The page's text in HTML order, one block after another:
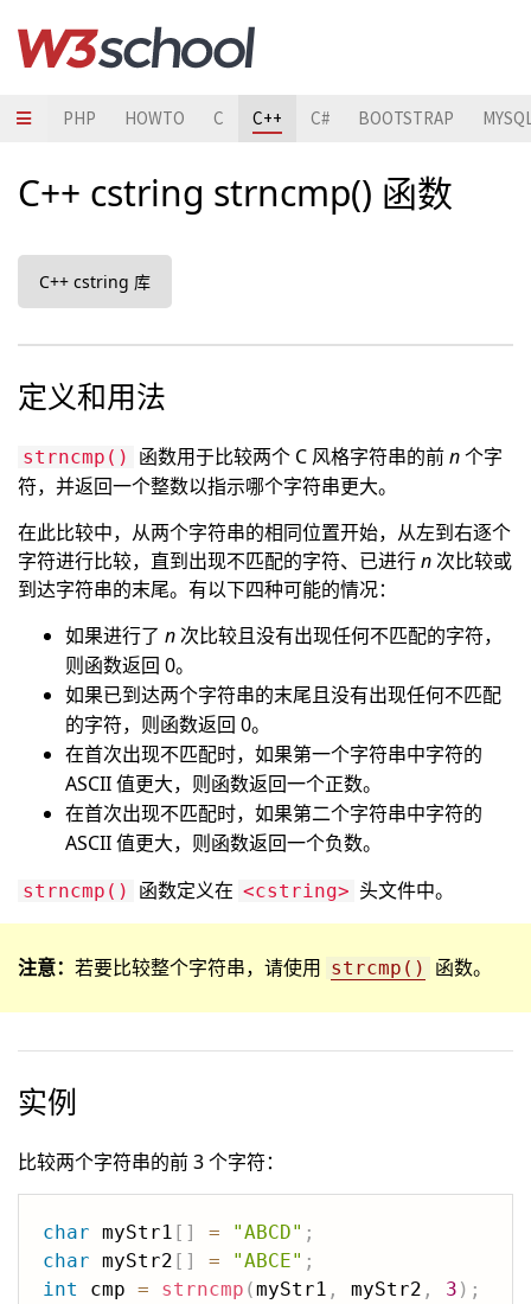
PHP HOWTO C C++ C# BOOTSTRAP
C++ cstring strncmp() 函数
C++ cstring 库
定义和用法
strncmp() 函数用于比较两个 C 风格字符串的前n个字
符，并返回一个整数以指示哪个字符串更大。
在此比较中，从两个字符串的相同位置开始，从左到右逐个
字符进行比较，直到出现不匹配的字符、已进行n 次比较或
到达字符串的末尾。有以下四种可能的情况：
如果进行了 n 次比较且没有出现任何不匹配的字符，
则函数返回 0。
如果已到达两个字符串的末尾且没有出现任何不匹配
的字符，则函数返回 0。
在首次出现不匹配时，如果第一个字符串中字符的
ASCII 值更大，则函数返回一个正数。
在首次出现不匹配时，如果第二个字符串中字符的
ASCII 值更大，则函数返回一个负数。
strncmp() 函数定义在 <cstring> 头文件中。
注意： 若要比较整个字符串，请使用 strcmp() 函数。
实例
比较两个字符串的前 3 个字符：
char myStr1 [ ] = "ABCD" ;
char myStr2 [ ] = "ABCE" ;
int
cmp = strncmp (myStr1 , myStr2 , 3 ) ;